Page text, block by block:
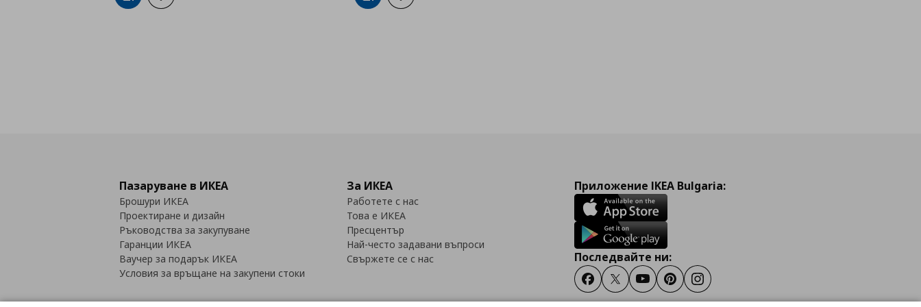
Пазаруване в ИКЕА
Брошури ИКЕА
Проектиране и дизайн
Ръководства за закупуване
Гаранции ИКЕА
Ваучер за подарък ИКЕА
Условия за връщане на закупени стоки
За ИКЕА
Работете с нас
Това е ИКЕА
Пресцентър
Най-често задавани въпроси
Свържете се с нас
Приложение IKEA Bulgaria:
Последвайте ни:
FacebookTwitterYoutubePinterestInstagram